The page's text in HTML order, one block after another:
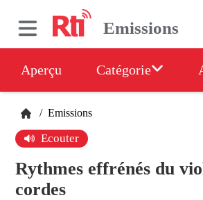
Emissions
Aperçu Catégorie
/ Emissions
Ecouter
Rythmes effrénés du
cordes